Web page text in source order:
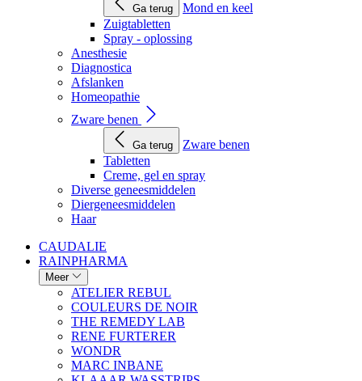
Ga terug
Mond en keel
Zuigtabletten
Spray - oplossing
Anesthesie
Diagnostica
Afslanken
Homeopathie
Zware benen
Ga terug
Zware benen
Tabletten
Creme, gel en spray
Diverse geneesmiddelen
Diergeneesmiddelen
Haar
CAUDALIE
RAINPHARMA
Meer
ATELIER REBUL
COULEURS DE NOIR
THE REMEDY LAB
RENE FURTERER
WONDR
MARC INBANE